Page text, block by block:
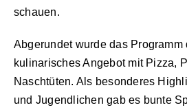
schauen.
Abgerundet wurde das
kulinarisches Angebot mit Pizza,
Naschtüten. Als besonderes
und Jugendlichen gab es bunte